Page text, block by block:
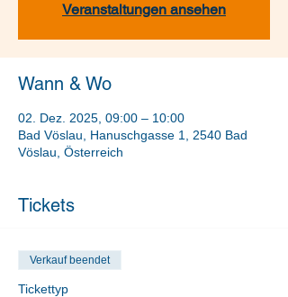
Veranstaltungen ansehen
Wann & Wo
02. Dez. 2025, 09:00 – 10:00
Bad Vöslau, Hanuschgasse 1, 2540 Bad
Vöslau, Österreich
Tickets
Verkauf beendet
Tickettyp